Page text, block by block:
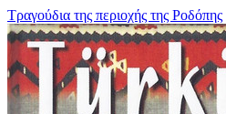
Τραγούδια της περιοχής της Ροδόπης